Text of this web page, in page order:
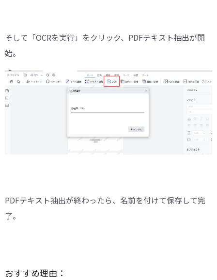
そして「OCRを実行」をクリック、PDFテキスト抽出が開
始。
PDFテキスト抽出が終わったら、名前を付けて保存して完
了。
おすすめ理由：